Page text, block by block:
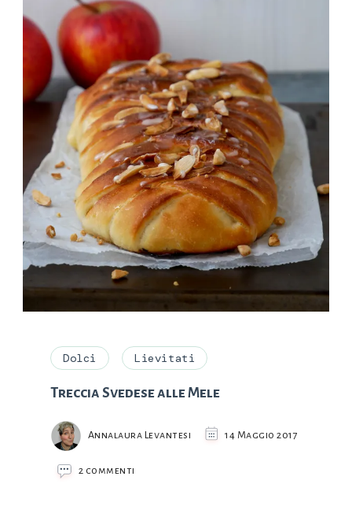
Dolci Lievitati
Treccia Svedese alle Mele
Annalaura Levantesi 14 Maggio 2017
2 commenti